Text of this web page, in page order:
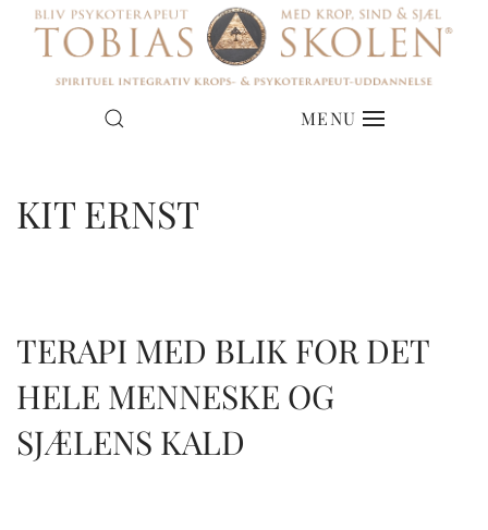
MENU
KIT ERNST
TERAPI MED BLIK FOR DET
HELE MENNESKE OG
SJÆLENS KALD